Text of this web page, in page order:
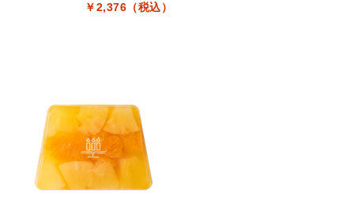
￥2,376（税込）